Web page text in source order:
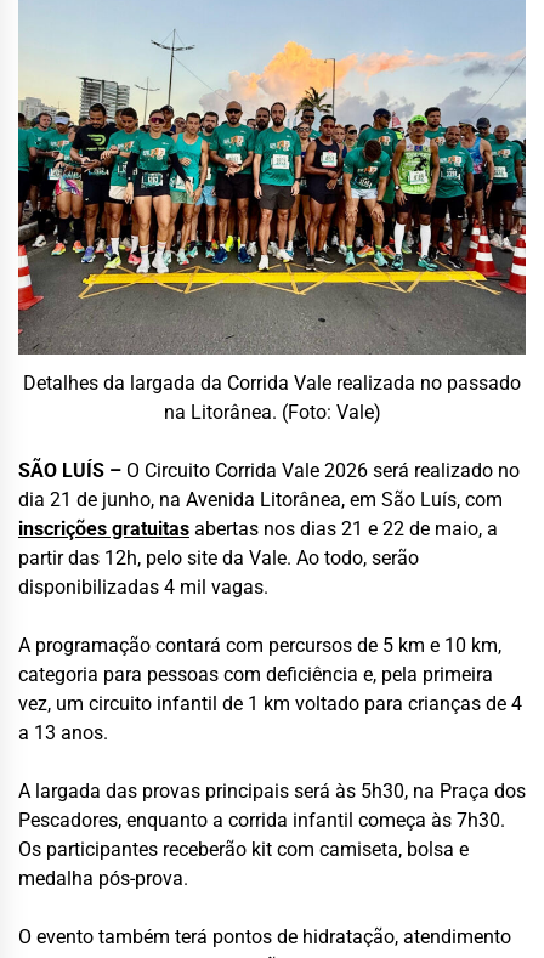
Detalhes da largada da Corrida Vale realizada no passado
na Litorânea. (Foto: Vale)
SÃO LUÍS – O Circuito Corrida Vale 2026 será realizado no
dia 21 de junho, na Avenida Litorânea, em São Luís, com
inscrições gratuitas abertas nos dias 21 e 22 de maio, a
partir das 12h, pelo site da Vale. Ao todo, serão
disponibilizadas 4 mil vagas.
A programação contará com percursos de 5 km e 10 km,
categoria para pessoas com deficiência e, pela primeira
vez, um circuito infantil de 1 km voltado para crianças de 4
a 13 anos.
A largada das provas principais será às 5h30, na Praça dos
Pescadores, enquanto a corrida infantil começa às 7h30.
Os participantes receberão kit com camiseta, bolsa e
medalha pós-prova.
O evento também terá pontos de hidratação, atendimento